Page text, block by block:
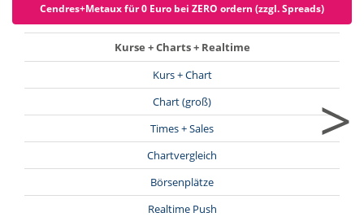
Cendres+Metaux für 0 Euro bei ZERO ordern (zzgl. Spreads)
Kurse + Charts + Realtime
Kurs + Chart
Chart (groß)
Times + Sales
Chartvergleich
Börsenplätze
Realtime Push
>